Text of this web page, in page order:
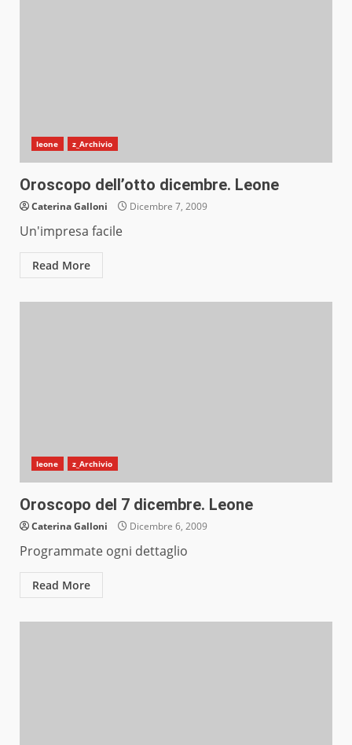
leone z_Archivio
Oroscopo dell’otto dicembre. Leone
Caterina Galloni Dicembre 7, 2009
Un'impresa facile
Read More
leone z_Archivio
Oroscopo del 7 dicembre. Leone
Caterina Galloni Dicembre 6, 2009
Programmate ogni dettaglio
Read More